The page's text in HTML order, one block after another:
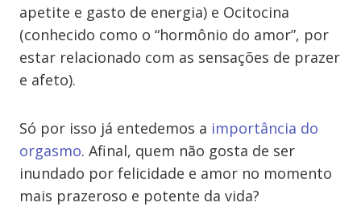
apetite e gasto de energia) e Ocitocina
(conhecido como o “hormônio do amor”, por
estar relacionado com as sensações de prazer
e afeto).
Só por isso já entedemos a importância do
orgasmo. Afinal, quem não gosta de ser
inundado por felicidade e amor no momento
mais prazeroso e potente da vida?